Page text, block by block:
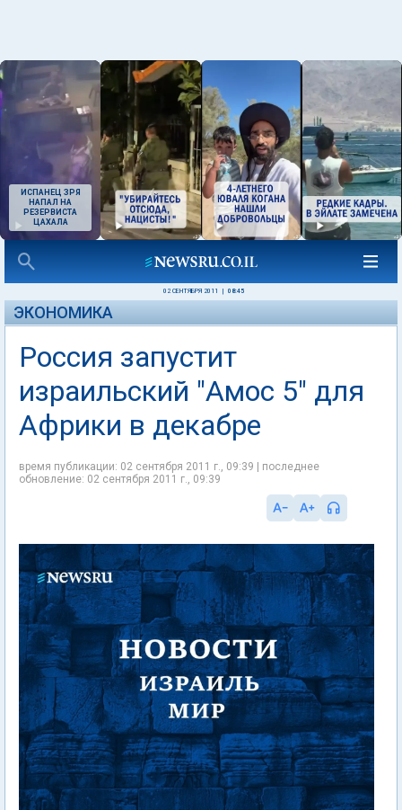
ИСПАНЕЦ ЗРЯ
НАПАЛ НА
РЕЗЕРВИСТА
ЦАХАЛА
02 СЕНТЯБРЯ 2011 08:45
ЭКОНОМИКА
Россия запустит
израильский "Амос 5" для
Африки в декабре
время публикации: 02 сентября 2011 г., 09:39 | последнее
обновление: 02 сентября 2011 г., 09:39